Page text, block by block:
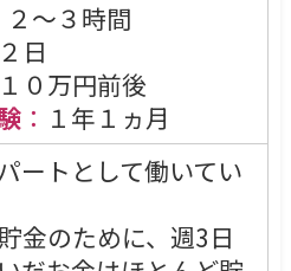
２～３時間
日
１０万円前後
： １年１ヵ月
ートとして働いてい
金のために、週3日